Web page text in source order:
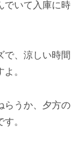
でいて入庫に時
で、涼しい時間
。
らうか、夕方の
。